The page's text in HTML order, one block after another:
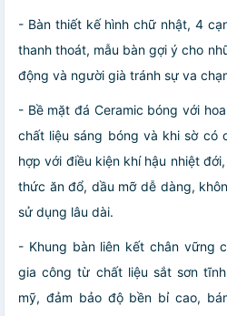
- Bàn thiết kế hình chữ nhật, 4
thanh thoát, mẫu bàn gợi ý cho
động và người già tránh sự va
- Bề mặt đá Ceramic bóng với
chất liệu sáng bóng và khi sờ có
hợp với điều kiện khí hậu nhiệt
thức ăn đổ, dầu mỡ dễ dàng,
sử dụng lâu dài.
- Khung bàn liên kết chân vững
gia công từ chất liệu sắt sơn
mỹ, đảm bảo độ bền bỉ cao,